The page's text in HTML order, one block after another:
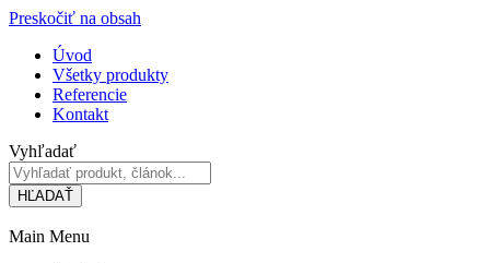
Preskočiť na obsah
Úvod
Všetky produkty
Referencie
Kontakt
Vyhľadať
HĽADAŤ
Main Menu